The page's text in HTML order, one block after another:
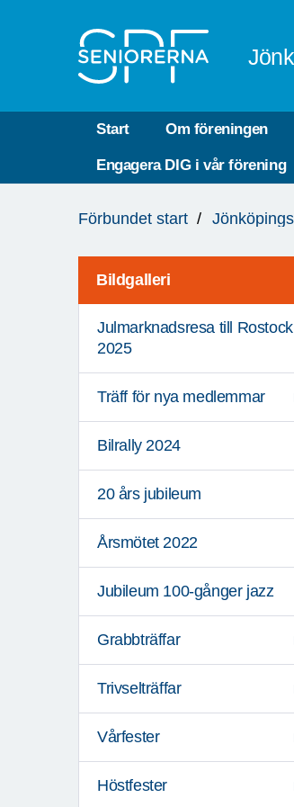
Start Om föreningen
Engagera DIG i vår förening
är
Förbundet start
Bildgalleri
Julmarknadsresa till Rostock
2025
Träff för nya medlemmar
Bilrally 2024
20 års jubileum
Årsmötet 2022
Jubileum 100-gånger jazz
Grabbträffar
Trivselträffar
Vårfester
Höstfester